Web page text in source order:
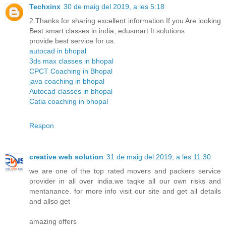
Techxinx 30 de maig del 2019, a les 5:18
2.Thanks for sharing excellent information.If you Are looking
Best smart classes in india, edusmart It solutions
provide best service for us.
autocad in bhopal
3ds max classes in bhopal
CPCT Coaching in Bhopal
java coaching in bhopal
Autocad classes in bhopal
Catia coaching in bhopal
Respon
creative web solution 31 de maig del 2019, a les 11:30
we are one of the top rated movers and packers service
provider in all over india.we taqke all our own risks and
mentanance. for more info visit our site and get all details
and allso get
amazing offers